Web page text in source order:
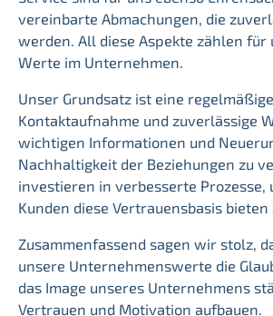
vereinbarte Abmachungen, die
werden. All diese Aspekte zählen für
Werte im Unternehmen.
Unser Grundsatz ist eine regelmäßige
Kontaktaufnahme und zuverlässige
wichtigen Informationen und
Nachhaltigkeit der Beziehungen zu
investieren in verbesserte Prozesse,
Kunden diese Vertrauensbasis bieten
Zusammenfassend sagen wir stolz,
unsere Unternehmenswerte die
das Image unseres Unternehmens
Vertrauen und Motivation aufbauen.